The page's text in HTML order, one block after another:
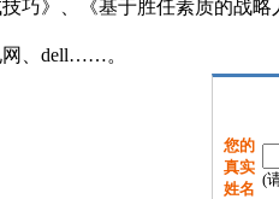
技巧》、《基于胜任素质的
网、dell……。
您的
真实
姓名
(